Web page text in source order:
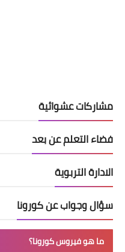
مشاركات عشوائية
فضاء التعلم عن بعد
الادارة التربوية
سؤال وجواب عن كورونا
ما هو فيروس كورونا؟